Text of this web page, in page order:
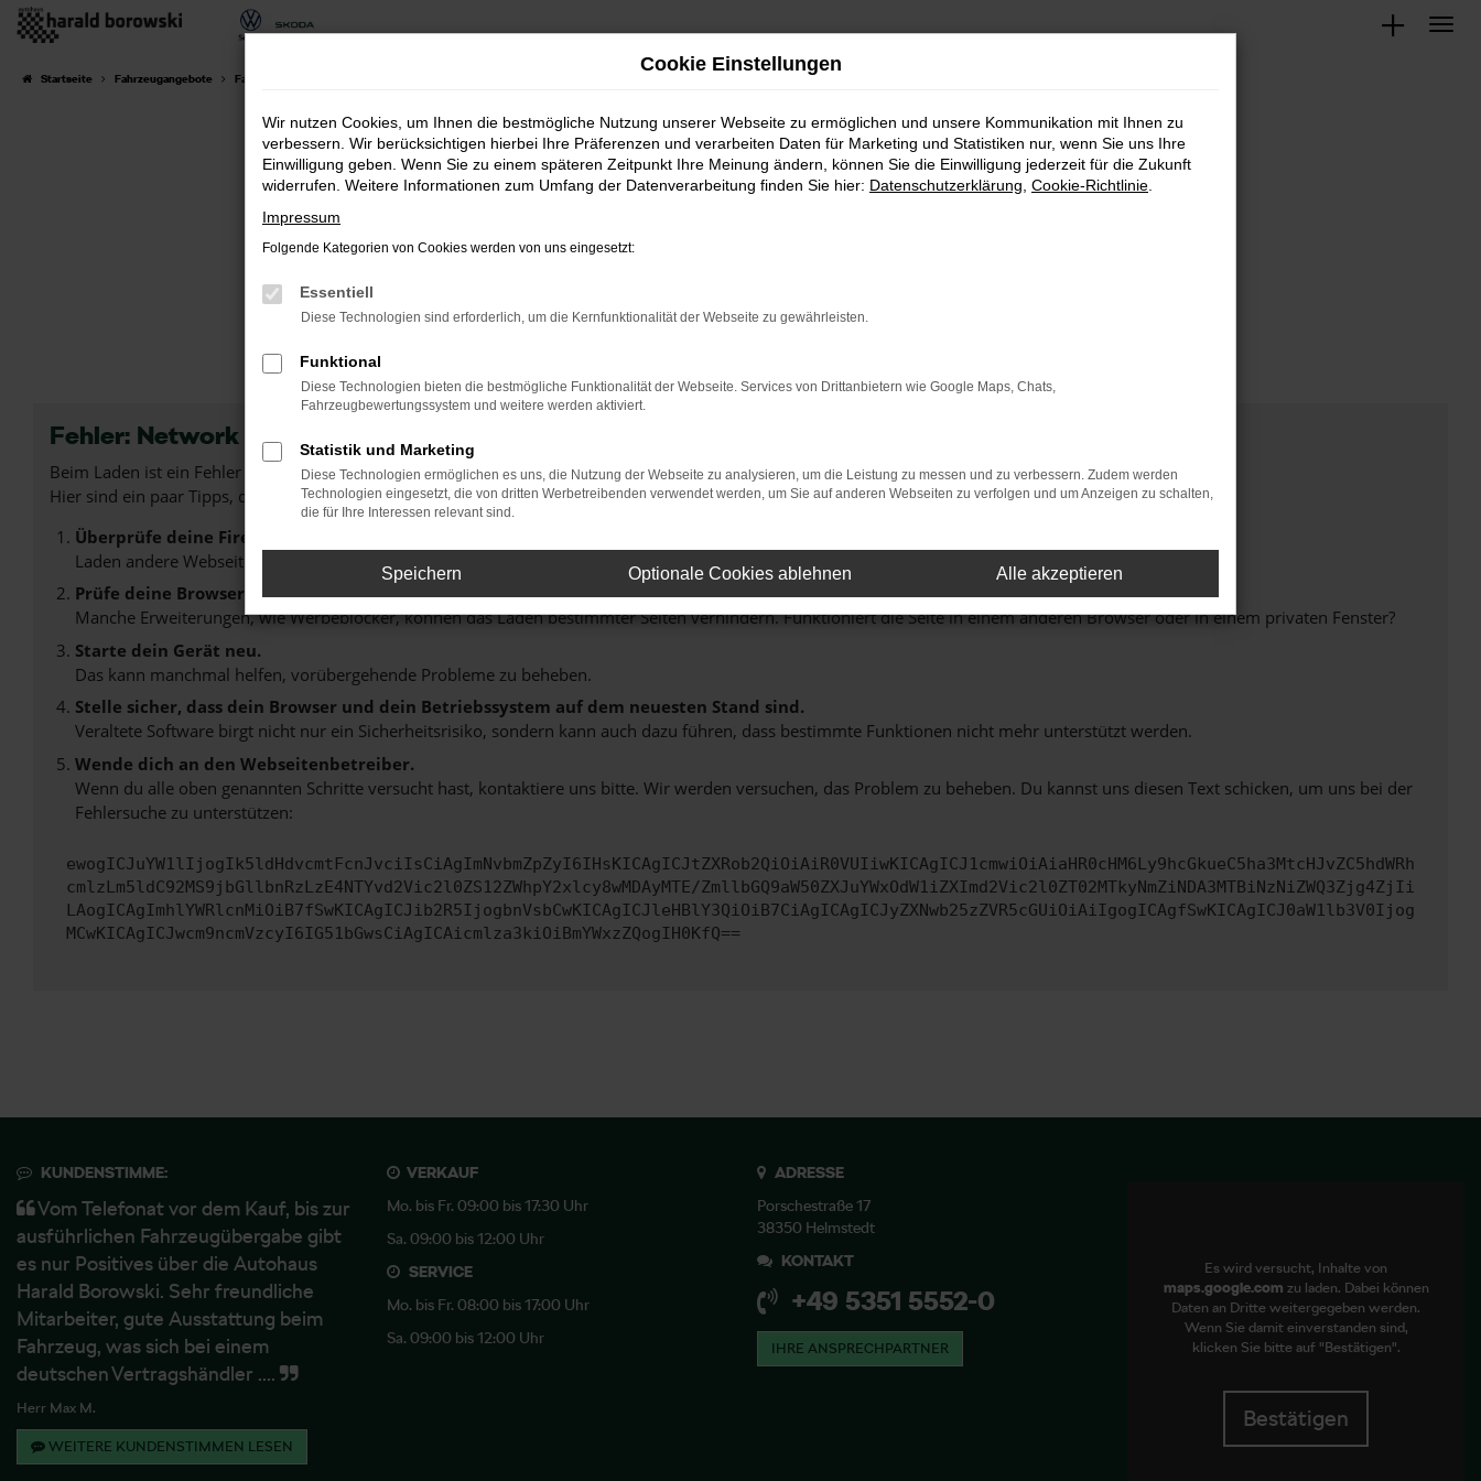
Zum
springen
Startseite Fahrzeugangebote Fahrzeugsuche
Unsere Angebote
Fehler: Network Error
Beim Laden ist ein Fehler aufgetreten.
Hier sind ein paar Tipps, die dir helfen können:
Überprüfe deine Firewall und deine Internetverbindung.
Laden andere Webseiten, zum Beispiel deine Suchmaschine?
Prüfe deine Browsererweiterungen.
Manche Erweiterungen, wie Werbeblocker, können das Laden bestimmter Seiten verhindern. Funktioniert die Seite in einem anderen Browser oder in einem privaten Fenster?
Starte dein Gerät neu.
Das kann manchmal helfen, vorübergehende Probleme zu beheben.
Stelle sicher, dass dein Browser und dein Betriebssystem auf dem neuesten Stand sind.
Veraltete Software birgt nicht nur ein Sicherheitsrisiko, sondern kann auch dazu führen, dass bestimmte Funktionen nicht mehr unterstützt werden.
Wende dich an den Webseitenbetreiber.
Wenn du alle oben genannten Schritte versucht hast, kontaktiere uns bitte. Wir werden versuchen, das Problem zu beheben. Du kannst uns diesen Text schicken, um uns bei der
Fehlersuche zu unterstützen:
ewogICJuYW1lIjogIk5ldHdvcmtFcnJvciIsCiAgImNvbmZpZyI6IHsKICAgICJtZXRob2QiOiAiR0VUIiwKICAgICJ1cmwiOiAiaHR0cHM6Ly9hcGkueC5ha3MtcHJvZC5hdWRh
cmlzLm5ldC92MS9jbGllbnRzLzE4NTYvd2Vic2l0ZS12ZWhpY2xlcy8wMDAyMTE/ZmllbGQ9aW50ZXJuYWxOdW1iZXImd2Vic2l0ZT02MTkyNmZiNDA3MTBiNzNiZWQ3Zjg4ZjIi
LAogICAgImhlYWRlcnMiOiB7fSwKICAgICJib2R5IjogbnVsbCwKICAgICJleHBlY3QiOiB7CiAgICAgICJyZXNwb25zZVR5cGUiOiAiIgogICAgfSwKICAgICJ0aW1lb3V0Ijog
MCwKICAgICJwcm9ncmVzcyI6IG51bGwsCiAgICAicmlza3kiOiBmYWxzZQogIH0KfQ==
KUNDENSTIMME:
Vom Telefonat vor dem Kauf, bis zur
ausführlichen Fahrzeugübergabe gibt
es nur Positives über die Autohaus
Harald Borowski. Sehr freundliche
Mitarbeiter, gute Ausstattung beim
Fahrzeug, was sich bei einem
deutschen Vertragshändler ....
Herr Max M.
WEITERE KUNDENSTIMMEN LESEN
VERKAUF
Mo. bis Fr. 09:00 bis 17:30 Uhr
Sa. 09:00 bis 12:00 Uhr
SERVICE
Mo. bis Fr. 08:00 bis 17:00 Uhr
Sa. 09:00 bis 12:00 Uhr
ADRESSE
Porschestraße 17
38350 Helmstedt
KONTAKT
+49 5351 5552-0
IHRE ANSPRECHPARTNER
Es wird versucht, Inhalte von
maps.google.com zu laden. Dabei können
Daten an Dritte weitergegeben werden.
Wenn Sie damit einverstanden sind,
klicken Sie bitte auf "Bestätigen".
Bestätigen
Cookie Einstellungen
Wir nutzen Cookies, um Ihnen die bestmögliche Nutzung unserer Webseite zu ermöglichen und unsere Kommunikation mit Ihnen zu
verbessern. Wir berücksichtigen hierbei Ihre Präferenzen und verarbeiten Daten für Marketing und Statistiken nur, wenn Sie uns Ihre
Einwilligung geben. Wenn Sie zu einem späteren Zeitpunkt Ihre Meinung ändern, können Sie die Einwilligung jederzeit für die Zukunft
widerrufen. Weitere Informationen zum Umfang der Datenverarbeitung finden Sie hier: Datenschutzerklärung Cookie-Richtlinie
Impressum
Folgende Kategorien von Cookies werden von uns eingesetzt:
Essentiell
Diese Technologien sind erforderlich, um die Kernfunktionalität der Webseite zu gewährleisten.
Funktional
Diese Technologien bieten die bestmögliche Funktionalität der Webseite. Services von Drittanbietern wie Google Maps, Chats,
Fahrzeugbewertungssystem und weitere werden aktiviert.
Statistik und Marketing
Diese Technologien ermöglichen es uns, die Nutzung der Webseite zu analysieren, um die Leistung zu messen und zu verbessern. Zudem werden
Technologien eingesetzt, die von dritten Werbetreibenden verwendet werden, um Sie auf anderen Webseiten zu verfolgen und um Anzeigen zu schalten,
die für Ihre Interessen relevant sind.
Speichern Optionale Cookies ablehnen Alle akzeptieren